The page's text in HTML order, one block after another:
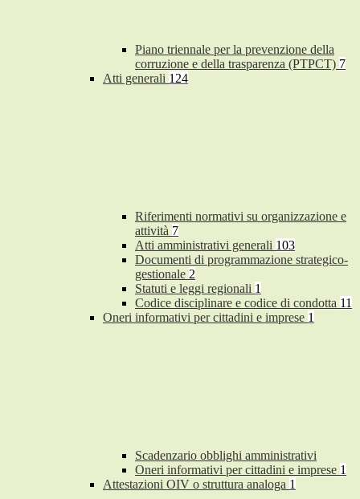
Piano triennale per la prevenzione della
corruzione e della trasparenza (PTPCT) 7
Atti generali 124
Riferimenti normativi su organizzazione e
attività 7
Atti amministrativi generali 103
Documenti di programmazione strategico-
gestionale 2
Statuti e leggi regionali 1
Codice disciplinare e codice di condotta 11
Oneri informativi per cittadini e imprese 1
Scadenzario obblighi amministrativi
Oneri informativi per cittadini e imprese 1
Attestazioni OIV o struttura analoga 1